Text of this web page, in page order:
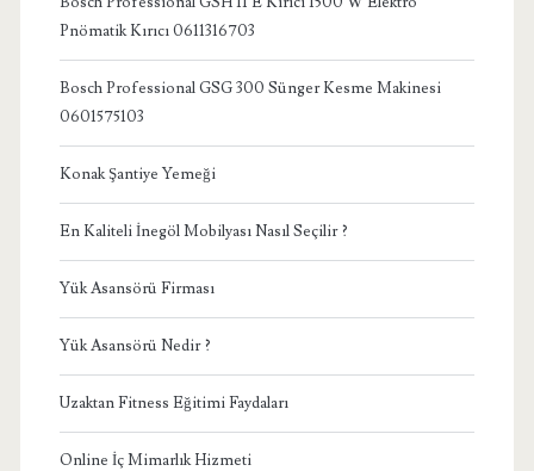
Pnömatik Kırıcı 0611316703
Bosch Professional GSG 300 Sünger Kesme Makinesi
0601575103
Konak Şantiye Yemeği
En Kaliteli İnegöl Mobilyası Nasıl Seçilir ?
Yük Asansörü Firması
Yük Asansörü Nedir ?
Uzaktan Fitness Eğitimi Faydaları
Online İç Mimarlık Hizmeti